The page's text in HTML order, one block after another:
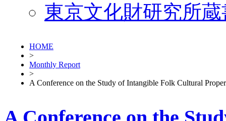
東京文化財研究所
HOME
>
Monthly Report
>
A Conference on the Study of Intangible Folk Cultural